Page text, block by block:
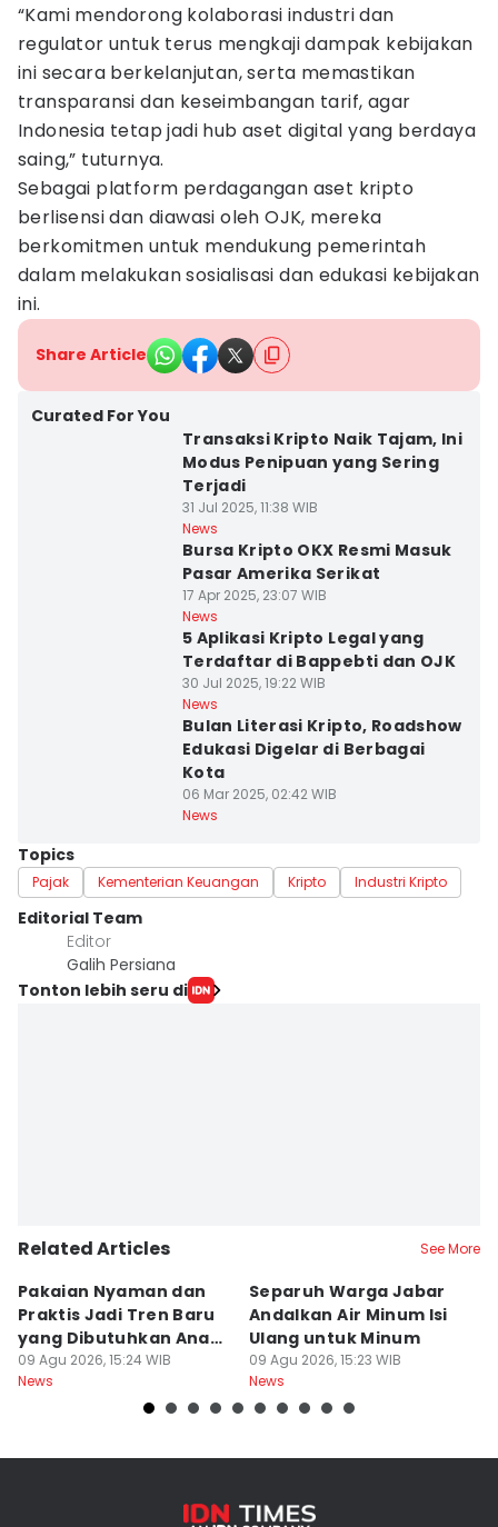
“Kami mendorong kolaborasi industri dan
regulator untuk terus mengkaji dampak kebijakan
ini secara berkelanjutan, serta memastikan
transparansi dan keseimbangan tarif, agar
Indonesia tetap jadi hub aset digital yang berdaya
saing,” tuturnya.
Sebagai platform perdagangan aset kripto
berlisensi dan diawasi oleh OJK, mereka
berkomitmen untuk mendukung pemerintah
dalam melakukan sosialisasi dan edukasi kebijakan
ini.
Share Article
Curated For You
Transaksi Kripto Naik Tajam, Ini
Modus Penipuan yang Sering
Terjadi
31 Jul 2025, 11:38 WIB
News
Bursa Kripto OKX Resmi Masuk
Pasar Amerika Serikat
17 Apr 2025, 23:07 WIB
News
5 Aplikasi Kripto Legal yang
Terdaftar di Bappebti dan OJK
30 Jul 2025, 19:22 WIB
News
Bulan Literasi Kripto, Roadshow
Edukasi Digelar di Berbagai
Kota
06 Mar 2025, 02:42 WIB
News
Topics
Pajak Kementerian Keuangan Kripto Industri Kripto
Editorial Team
Editor
Galih Persiana
Tonton lebih seru di
Related Articles See More
Pakaian Nyaman dan
Praktis Jadi Tren Baru
yang Dibutuhkan Anak
Muda
09 Agu 2026, 15:24 WIB
News
Separuh Warga Jabar
Andalkan Air Minum Isi
Ulang untuk Minum
09 Agu 2026, 15:23 WIB
News